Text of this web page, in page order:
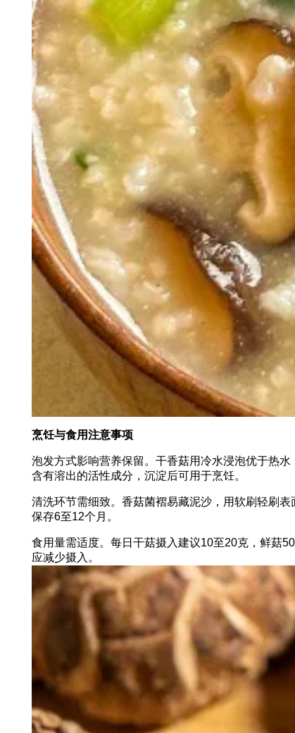
烹饪与食用注意事项
泡发方式影响营养保留。干香菇用冷水浸泡优于热
含有溶出的活性成分，沉淀后可用于烹饪。
清洗环节需细致。香菇菌褶易藏泥沙，用软刷轻刷
保存6至12个月。
食用量需适度。每日干菇摄入建议10至20克，鲜菇
应减少摄入。